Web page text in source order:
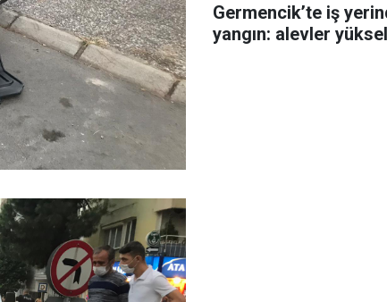
Germencik’te iş
yangın: alevler